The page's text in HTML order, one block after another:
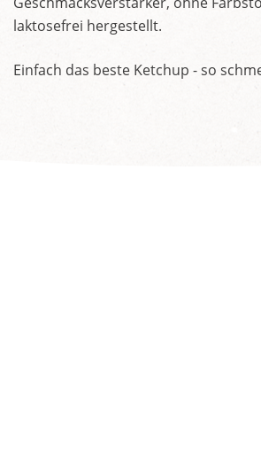
laktosefrei hergestellt.
Einfach das beste Ketchup - so